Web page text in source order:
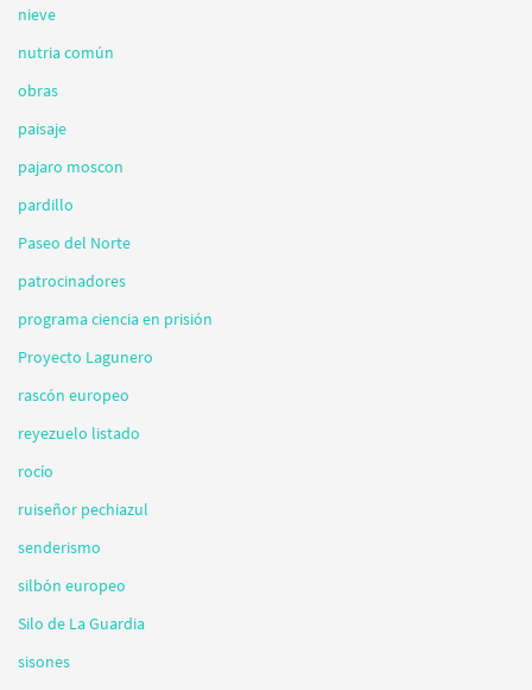
nieve
nutria común
obras
paisaje
pajaro moscon
pardillo
Paseo del Norte
patrocinadores
programa ciencia en prisión
Proyecto Lagunero
rascón europeo
reyezuelo listado
rocío
ruiseñor pechiazul
senderismo
silbón europeo
Silo de La Guardia
sisones